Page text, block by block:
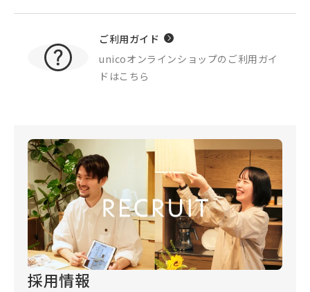
ご利用ガイド
unicoオンラインショップの ご利用ガイ
ドはこちら
採用情報